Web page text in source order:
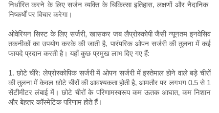
निर्धारित करने के लिए सर्जन व्यक्ति के चिकित्सा इतिहास, लक्षणों और नैदानिक ​​
निष्कर्षों पर विचार करेगा।
ओवेरियन सिस्ट के लिए सर्जरी, खासकर जब लैप्रोस्कोपी जैसी न्यूनतम इनवेसिव
तकनीकों का उपयोग करके की जाती है, पारंपरिक ओपन सर्जरी की तुलना में कई
फायदे प्रदान करती है। यहाँ कुछ प्रमुख लाभ दिए गए हैं:
1. छोटे चीरे: लेप्रोस्कोपिक सर्जरी में ओपन सर्जरी में इस्तेमाल होने वाले बड़े चीरों
की तुलना में केवल छोटे चीरों की आवश्यकता होती है, आमतौर पर लगभग 0.5 से 1
सेंटीमीटर लंबाई में। छोटे चीरों के परिणामस्वरूप कम ऊतक आघात, कम निशान
और बेहतर कॉस्मेटिक परिणाम होते हैं।